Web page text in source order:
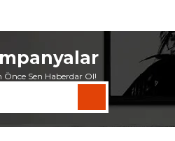
Önce Sen Haberdar Ol!